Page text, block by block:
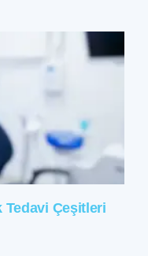
Çeşitleri